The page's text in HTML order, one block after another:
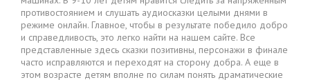
противостоянием и слушать аудиосказки целыми днями в
режиме онлайн. Главное, чтобы в результате победило добро
и справедливость, это легко найти на нашем сайте. Все
представленные здесь сказки позитивны, персонажи в финале
часто исправляются и переходят на сторону добра. А еще в
этом возрасте детям вполне по силам понять драматические